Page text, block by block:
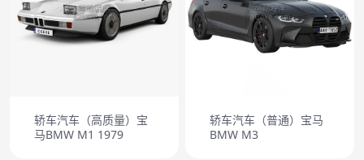
轿车汽车（高质量）宝
马BMW M1 1979
轿车汽车（普通）宝马
BMW M3